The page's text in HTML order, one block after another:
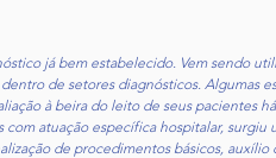
já bem estabelecido. Vem sendo
de setores diagnósticos. Algumas
à beira do leito de seus pacientes há
atuação específica hospitalar, surgiu
de procedimentos básicos, auxílio